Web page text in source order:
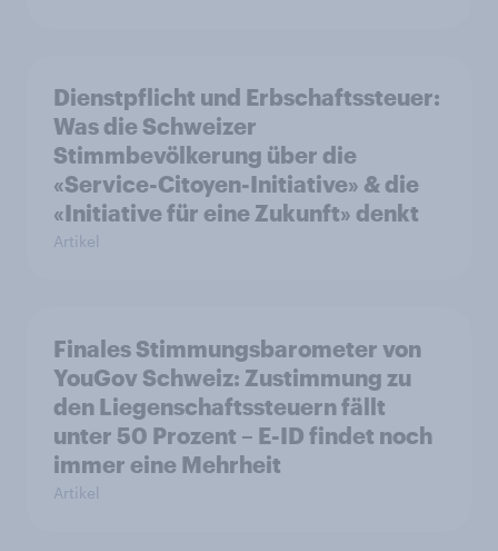
Dienstpflicht und Erbschaftssteuer:
Was die Schweizer
Stimmbevölkerung über die
«Service-Citoyen-Initiative» & die
«Initiative für eine Zukunft» denkt
Artikel
Finales Stimmungsbarometer von
YouGov Schweiz: Zustimmung zu
den Liegenschaftssteuern fällt
unter 50 Prozent – E-ID findet noch
immer eine Mehrheit
Artikel